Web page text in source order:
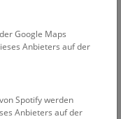
Google Maps
Anbieters auf der
Spotify werden
Anbieters auf der